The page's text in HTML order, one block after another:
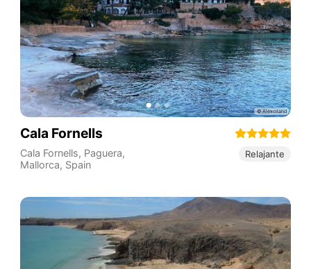
Cala Fornells
Cala Fornells, Paguera,
Mallorca, Spain
Relajante